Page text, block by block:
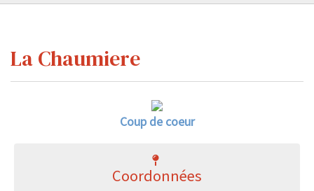
La Chaumiere
Coup de coeur
Coordonnées